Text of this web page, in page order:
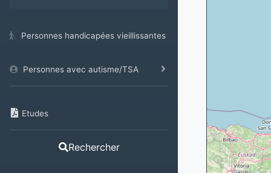
Personnes handicapées vieillissantes
Personnes avec autisme/TSA
Etudes
Rechercher